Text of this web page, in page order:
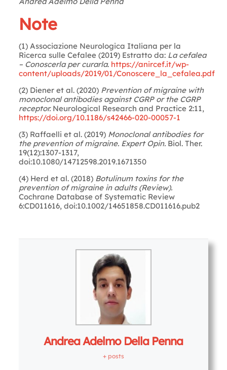
Note
(1) Associazione Neurologica Italiana per la
Ricerca sulle Cefalee (2019) Estratto da: La cefalea
– Conoscerla per curarla. https://anircef.it/wp-
content/uploads/2019/01/Conoscere_la_cefalea.pdf
(2) Diener et al. (2020) Prevention of migraine with
monoclonal antibodies against CGRP or the CGRP
receptor.Neurological Research and Practice 2:11,
https://doi.org/10.1186/s42466-020-00057-1
(3) Raffaelli et al. (2019) Monoclonal antibodies for
the prevention of migraine. Expert Opin.Biol. Ther.
19(12):1307-1317,
doi:10.1080/14712598.2019.1671350
(4) Herd et al. (2018) Botulinum toxins for the
prevention of migraine in adults (Review).
Cochrane Database of Systematic Review
6:CD011616, doi:10.1002/14651858.CD011616.pub2
Andrea Adelmo Della Penna
+ posts